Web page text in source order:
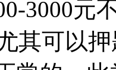
3000元
其可以